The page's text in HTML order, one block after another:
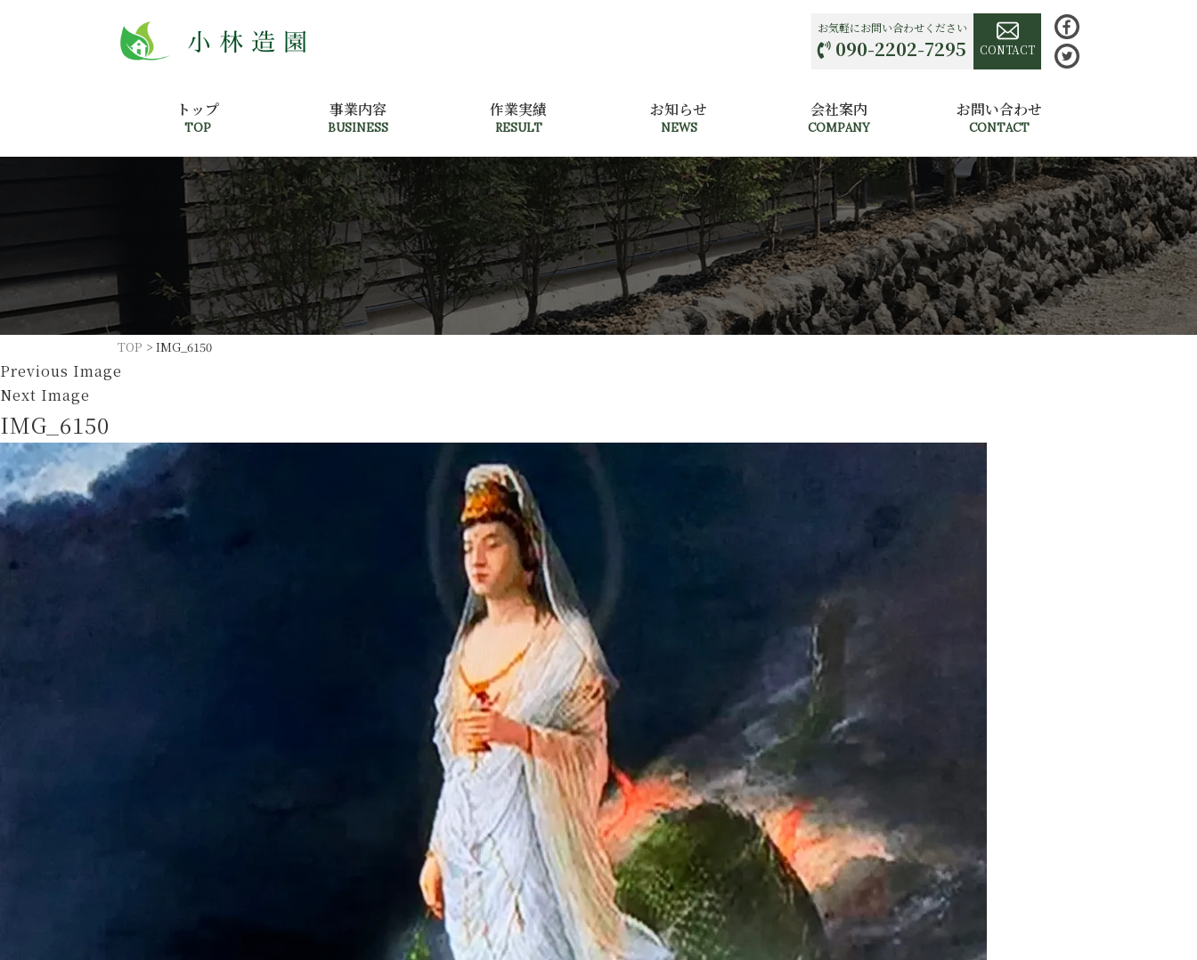
お気軽にお問い合わせください
090-2202-7295 CONTACT
トップ
TOP
事業内容
BUSINESS
作業実績
RESULT
お知らせ
NEWS
会社案内
COMPANY
お問い合わせ
CONTACT
TOP > IMG_6150
Previous Image
Next Image
IMG_6150